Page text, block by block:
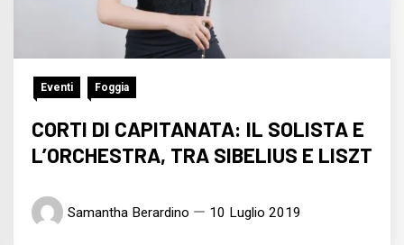
Eventi Foggia
CORTI DI CAPITANATA: IL SOLISTA E
L’ORCHESTRA, TRA SIBELIUS E LISZT
Samantha Berardino 10 Luglio 2019